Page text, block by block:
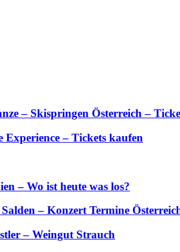
– Skispringen Österreich –
– Tickets kaufen
– Wo ist heute was los?
– Konzert Termine
– Weingut Strauch